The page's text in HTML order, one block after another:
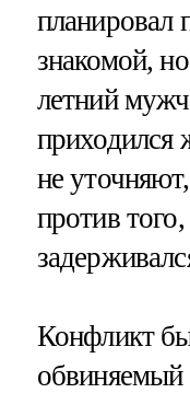
планировал
знакомой,
летний
приходился
не
против
Конфликт
обвиняемый